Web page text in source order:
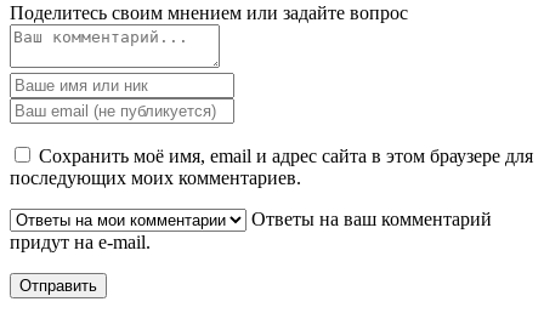
Поделитесь своим мнением или задайте вопрос
Сохранить моё имя, email и адрес сайта в этом браузере для
последующих моих комментариев.
Ответы на ваш комментарий
придут на e-mail.